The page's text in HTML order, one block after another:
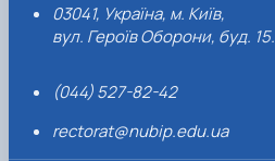
03041, Україна, м. Київ,
вул. Героїв Оборони, буд. 15.
(044) 527-82-42
rectorat@nubip.edu.ua